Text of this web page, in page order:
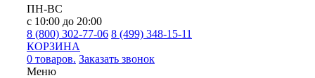
ПН-ВС
с 10:00 до 20:00
8 (800) 302-77-06 8 (499) 348-15-11
КОРЗИНА
0 товаров. Заказать звонок
Меню